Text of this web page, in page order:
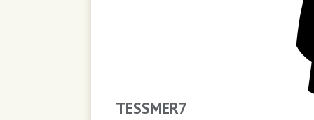
TESSMER7